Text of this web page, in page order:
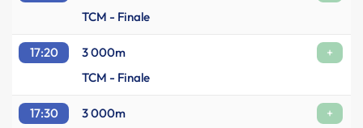
TCM - Finale
17:20 3 000m
+
TCM - Finale
17:30 3 000m
+